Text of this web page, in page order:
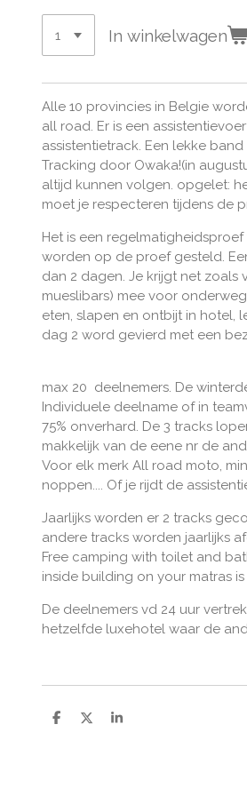
In winkelwagen
Alle 10 provincies in Belgie
all road. Er is een
assistentietrack. Een lekke
Tracking door Owaka!(in
altijd kunnen volgen. opgelet:
moet je respecteren tijdens de
Het is een
worden op de proef gesteld.
dan 2 dagen. Je krijgt net zoals
mueslibars) mee voor
eten, slapen en ontbijt in hotel,
dag 2 word gevierd met een
max 20 deelnemers. De
Individuele deelname of in
75% onverhard. De 3 tracks
makkelijk van de eene nr de
Voor elk merk All road moto,
noppen.... Of je rijdt de
Jaarlijks worden er 2 tracks
andere tracks worden jaarlijks
Free camping with toilet and
inside building on your matras
De deelnemers vd 24 uur
hetzelfde luxehotel waar de
D
D
S